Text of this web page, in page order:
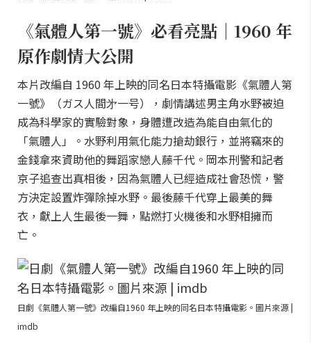
《氣體人第一號》必看亮點｜1960 年
原作劇情大公開
本片改編自 1960 年上映的同名日本特攝電影《氣體人第
一號》（ガス人間㐧一号），劇情講述男主角水野被迫
成為科學家的實驗對象，身體遭改造為能自由氣化的
「氣體人」。水野利用氣化能力搶劫銀行，並將竊來的
金錢拿來資助他的舞蹈家戀人藤千代。岡本刑警和記者
京子追查出真相後，因為氣體人已經造成社會恐慌，警
方決定設置炸彈除掉水野。最後藤千代穿上最美的舞
衣，獻上人生最後一舞，點燃打火機後和水野相擁而
亡。
日劇《氣體人第一號》改編自1960 年上映的同名日本特攝電影。圖片來源 |
imdb